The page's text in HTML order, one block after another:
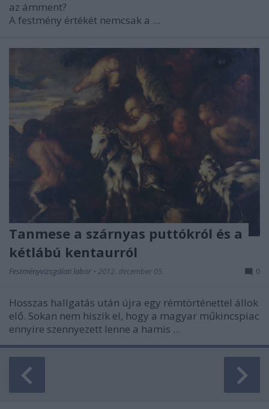
az ámment?
A festmény értékét nemcsak a ...
Tanmese a szárnyas puttókról és a
kétlábú kentaurról
Festményvizsgálati labor • 2012. december 05. 0
Hosszas hallgatás után újra egy rémtörténettel állok
elő. Sokan nem hiszik el, hogy a magyar műkincspiac
ennyire szennyezett lenne a hamis ...